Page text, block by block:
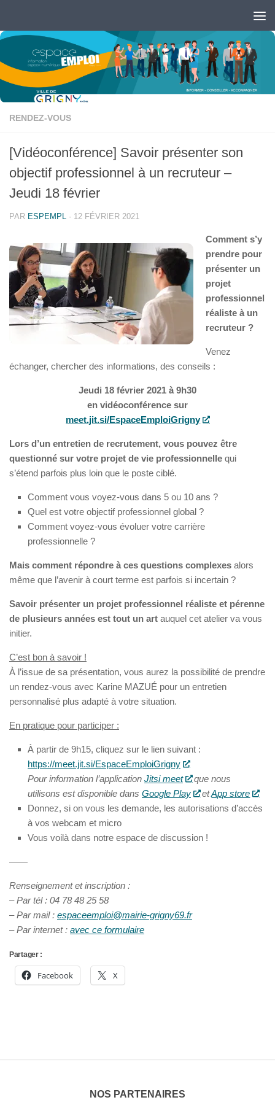
Ouvrir la barre d’outils
RENDEZ-VOUS
[Vidéoconférence] Savoir présenter son
objectif professionnel à un recruteur –
Jeudi 18 février
PAR ESPEMPL · 12 FÉVRIER 2021
Comment s’y
prendre pour
présenter un
projet
professionnel
réaliste à un
recruteur ?
Venez
échanger, chercher des informations, des conseils :
Jeudi 18 février 2021 à 9h30
en vidéoconférence sur
meet.jit.si/EspaceEmploiGrigny
Lors d’un entretien de recrutement, vous pouvez être
questionné sur votre projet de vie professionnelle qui
s’étend parfois plus loin que le poste ciblé.
Comment vous voyez-vous dans 5 ou 10 ans ?
Quel est votre objectif professionnel global ?
Comment voyez-vous évoluer votre carrière
professionnelle ?
Mais comment répondre à ces questions complexes alors
même que l’avenir à court terme est parfois si incertain ?
Savoir présenter un projet professionnel réaliste et pérenne
de plusieurs années est tout un art auquel cet atelier va vous
initier.
C’est bon à savoir !
À l’issue de sa présentation, vous aurez la possibilité de prendre
un rendez-vous avec Karine MAZUÉ pour un entretien
personnalisé plus adapté à votre situation.
En pratique pour participer :
À partir de 9h15, cliquez sur le lien suivant :
https://meet.jit.si/EspaceEmploiGrigny
Pour information l’application Jitsi meet
que nous
utilisons est disponible dans Google Play etApp store
Donnez, si on vous les demande, les autorisations d’accès
à vos webcam et micro
Vous voilà dans notre espace de discussion !
——
Renseignement et inscription :
– Par tél : 04 78 48 25 58
– Par mail : espaceemploi@mairie-grigny69.fr
– Par internet : avec ce formulaire
Partager :
Facebook X
NOS PARTENAIRES